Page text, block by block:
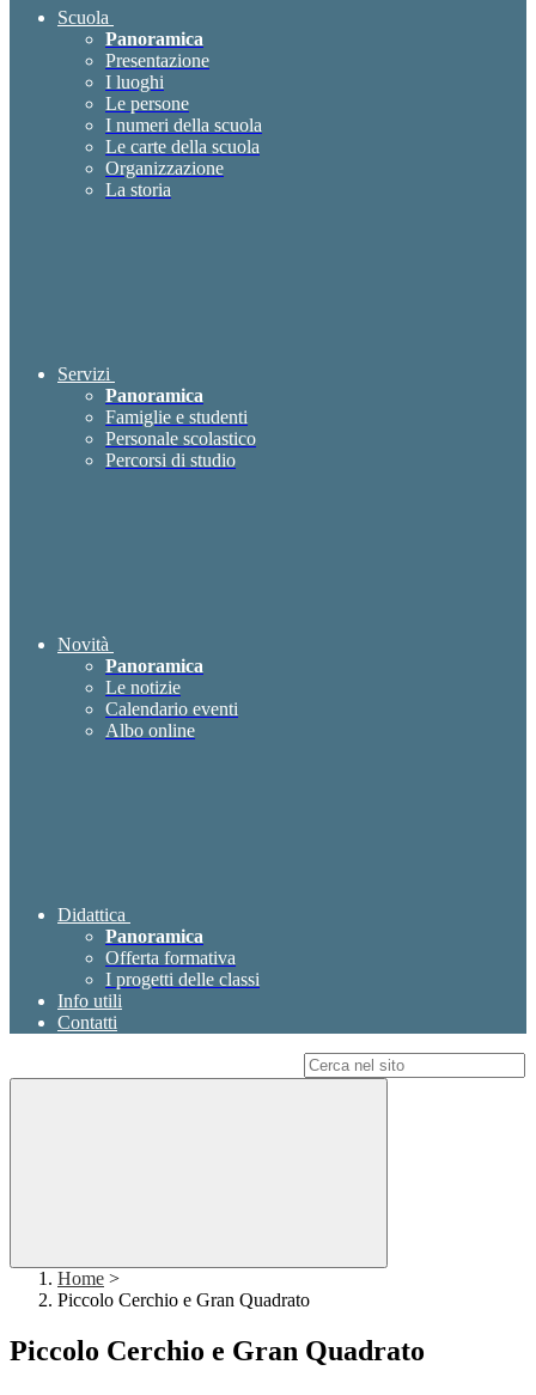
Scuola
Panoramica
Presentazione
I luoghi
Le persone
I numeri della scuola
Le carte della scuola
Organizzazione
La storia
Servizi
Panoramica
Famiglie e studenti
Personale scolastico
Percorsi di studio
Novità
Panoramica
Le notizie
Calendario eventi
Albo online
Didattica
Panoramica
Offerta formativa
I progetti delle classi
Info utili
Contatti
Home >
Piccolo Cerchio e Gran Quadrato
Piccolo Cerchio e Gran Quadrato